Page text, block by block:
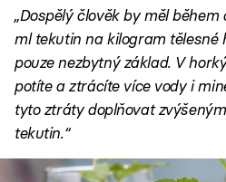
„Dospělý člověk by měl
ml tekutin na kilogram tělesné
pouze nezbytný základ. V
potíte a ztrácíte více vody i
tyto ztráty doplňovat
tekutin.“